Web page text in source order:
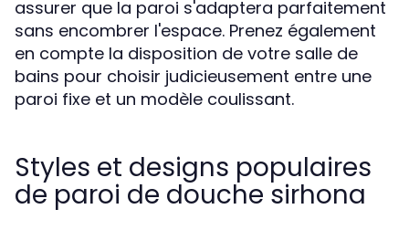
assurer que la paroi s'adaptera parfaitement
sans encombrer l'espace. Prenez également
en compte la disposition de votre salle de
bains pour choisir judicieusement entre une
paroi fixe et un modèle coulissant.
Styles et designs populaires
de paroi de douche sirhona